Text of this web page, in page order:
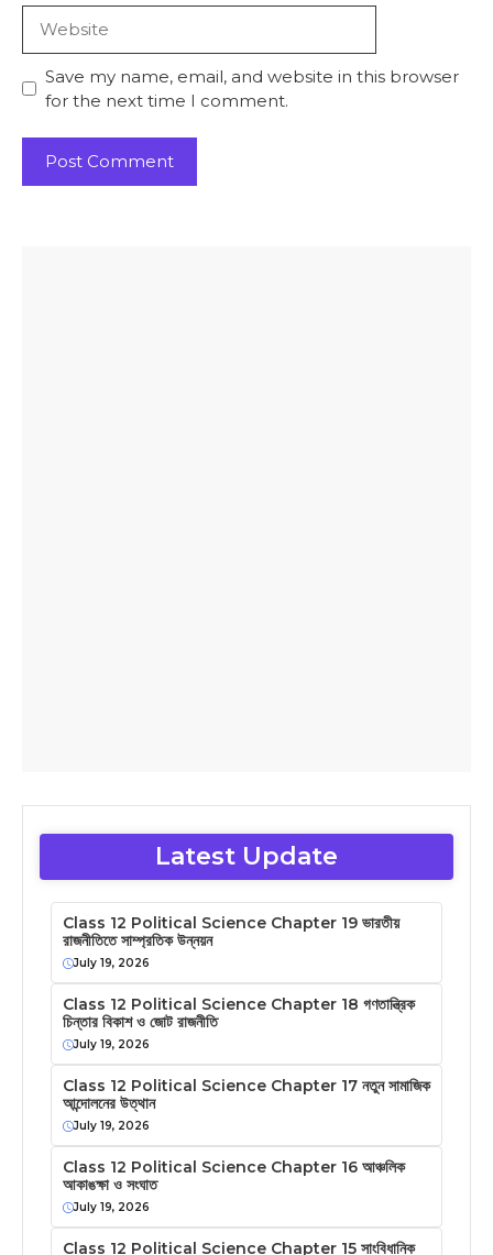
Save my name, email, and website in this browser
for the next time I comment.
Latest Update
Class 12 Political Science Chapter 19 ভারতীয়
রাজনীতিতে সাম্প্রতিক উন্নয়ন
July 19, 2026
Class 12 Political Science Chapter 18 গণতান্ত্রিক
চিন্তার বিকাশ ও জোট রাজনীতি
July 19, 2026
Class 12 Political Science Chapter 17 নতুন সামাজিক
আন্দোলনের উত্থান
July 19, 2026
Class 12 Political Science Chapter 16 আঞ্চলিক
আকাঙক্ষা ও সংঘাত
July 19, 2026
Class 12 Political Science Chapter 15 সাংবিধানিক